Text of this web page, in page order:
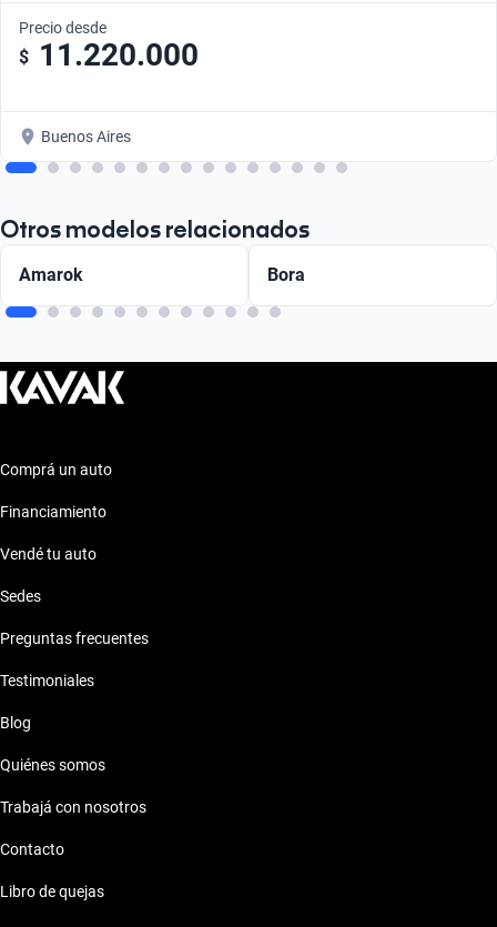
Precio desde
$ 11.220.000
Buenos Aires
Otros modelos relacionados
Amarok Bora
Comprá un auto
Financiamiento
Vendé tu auto
Sedes
Preguntas frecuentes
Testimoniales
Blog
Quiénes somos
Trabajá con nosotros
Contacto
Libro de quejas